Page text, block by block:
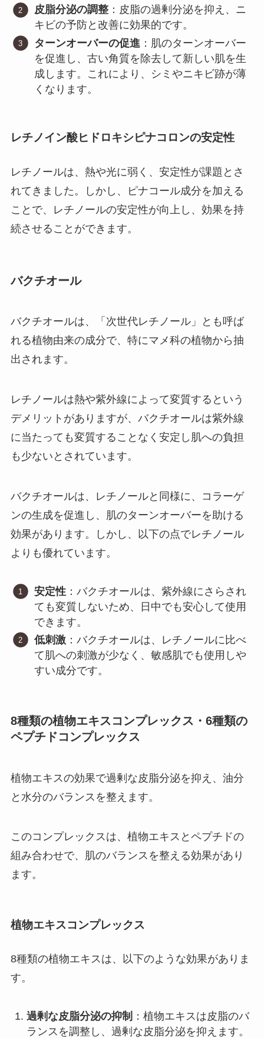
皮脂分泌の調整 ：皮脂の過剰分泌を抑え、ニ
キビの予防と改善に効果的です。
ターンオーバーの促進 ：肌のターンオーバー
を促進し、古い角質を除去して新しい肌を生
成します。これにより、シミやニキビ跡が薄
くなります。
レチノイン酸ヒドロキシピナコロンの安定性
レチノールは、熱や光に弱く、安定性が課題とさ
れてきました。しかし、ピナコール成分を加える
ことで、レチノールの安定性が向上し、効果を持
続させることができます。
バクチオール
バクチオールは、「次世代レチノール」とも呼ば
れる植物由来の成分で、特にマメ科の植物から抽
出されます。
レチノールは熱や紫外線によって変質するという
デメリットがありますが、バクチオールは紫外線
に当たっても変質することなく安定し肌への負担
も少ないとされています。
バクチオールは、レチノールと同様に、コラーゲ
ンの生成を促進し、肌のターンオーバーを助ける
効果があります。しかし、以下の点でレチノール
よりも優れています。
安定性 ：バクチオールは、紫外線にさらされ
ても変質しないため、日中でも安心して使用
できます。
低刺激 ：バクチオールは、レチノールに比べ
て肌への刺激が少なく、敏感肌でも使用しや
すい成分です。
8種類の植物エキスコンプレックス・6種類の
ペプチドコンプレックス
植物エキスの効果で過剰な皮脂分泌を抑え、油分
と水分のバランスを整えます。
このコンプレックスは、植物エキスとペプチドの
組み合わせで、肌のバランスを整える効果があり
ます。
植物エキスコンプレックス
8種類の植物エキスは、以下のような効果がありま
す。
過剰な皮脂分泌の抑制 ：植物エキスは皮脂のバ
ランスを調整し、過剰な皮脂分泌を抑えます。